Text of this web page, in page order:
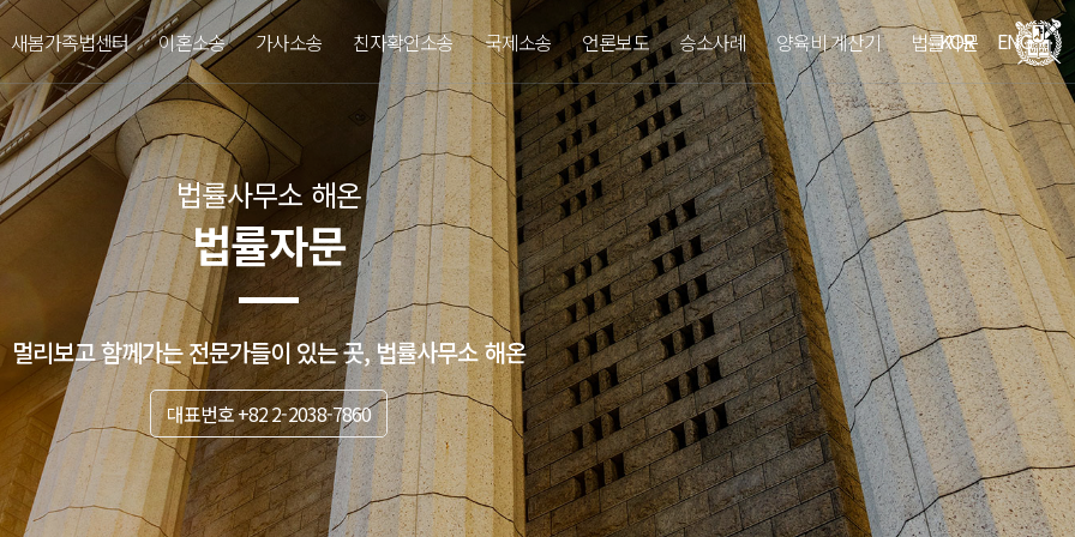
KOR ENG
새봄가족법센터 이혼소송 가사소송 친자확인소송 국제소송 언론보도 승소사례 양육비 계산기 법률자문
법률사무소 해온
법률자문
멀리보고 함께가는 전문가들이 있는 곳, 법률사무소 해온
대표번호 +82 2-2038-7860